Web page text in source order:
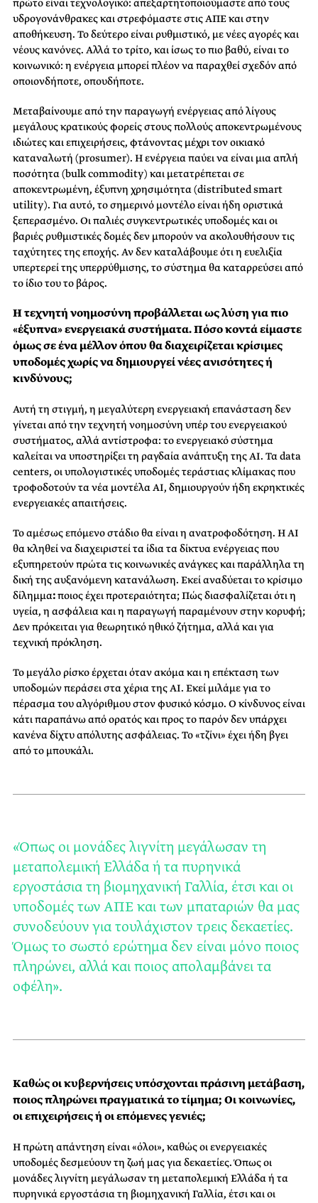
πρώτο είναι τεχνολογικό: απεξαρτητοποιούμαστε από τους
υδρογονάνθρακες και στρεφόμαστε στις ΑΠΕ και στην
αποθήκευση. Το δεύτερο είναι ρυθμιστικό, με νέες αγορές και
νέους κανόνες. Αλλά το τρίτο, και ίσως το πιο βαθύ, είναι το
κοινωνικό: η ενέργεια μπορεί πλέον να παραχθεί σχεδόν από
οποιονδήποτε, οπουδήποτε.
Μεταβαίνουμε από την παραγωγή ενέργειας από λίγους
μεγάλους κρατικούς φορείς στους πολλούς αποκεντρωμένους
ιδιώτες και επιχειρήσεις, φτάνοντας μέχρι τον οικιακό
καταναλωτή (prosumer). Η ενέργεια παύει να είναι μια απλή
ποσότητα (bulk commodity) και μετατρέπεται σε
αποκεντρωμένη, έξυπνη χρησιμότητα (distributed smart
utility). Για αυτό, το σημερινό μοντέλο είναι ήδη οριστικά
ξεπερασμένο. Οι παλιές συγκεντρωτικές υποδομές και οι
βαριές ρυθμιστικές δομές δεν μπορούν να ακολουθήσουν τις
ταχύτητες της εποχής. Αν δεν καταλάβουμε ότι η ευελιξία
υπερτερεί της υπερρύθμισης, το σύστημα θα καταρρεύσει από
το ίδιο του το βάρος.
Η τεχνητή νοημοσύνη προβάλλεται ως λύση για πιο
«έξυπνα» ενεργειακά συστήματα. Πόσο κοντά είμαστε
όμως σε ένα μέλλον όπου θα διαχειρίζεται κρίσιμες
υποδομές χωρίς να δημιουργεί νέες ανισότητες ή
κινδύνους;
Αυτή τη στιγμή, η μεγαλύτερη ενεργειακή επανάσταση δεν
γίνεται από την τεχνητή νοημοσύνη υπέρ του ενεργειακού
συστήματος, αλλά αντίστροφα: το ενεργειακό σύστημα
καλείται να υποστηρίξει τη ραγδαία ανάπτυξη της ΑΙ. Τα data
centers, οι υπολογιστικές υποδομές τεράστιας κλίμακας που
τροφοδοτούν τα νέα μοντέλα AI, δημιουργούν ήδη εκρηκτικές
ενεργειακές απαιτήσεις.
Το αμέσως επόμενο στάδιο θα είναι η ανατροφοδότηση. Η ΑΙ
θα κληθεί να διαχειριστεί τα ίδια τα δίκτυα ενέργειας που
εξυπηρετούν πρώτα τις κοινωνικές ανάγκες και παράλληλα τη
δική της αυξανόμενη κατανάλωση. Εκεί αναδύεται το κρίσιμο
δίλημμα:ποιος έχει προτεραιότητα; Πώς διασφαλίζεται ότι η
υγεία, η ασφάλεια και η παραγωγή παραμένουν στην κορυφή;
Δεν πρόκειται για θεωρητικό ηθικό ζήτημα, αλλά και για
τεχνική πρόκληση.
Το μεγάλο ρίσκο έρχεται όταν ακόμα και η επέκταση των
υποδομών περάσει στα χέρια της ΑΙ. Εκεί μιλάμε για το
πέρασμα του αλγόριθμου στον φυσικό κόσμο. Ο κίνδυνος είναι
κάτι παραπάνω από ορατός και προς το παρόν δεν υπάρχει
κανένα δίχτυ απόλυτης ασφάλειας. Το «τζίνι» έχει ήδη βγει
από το μπουκάλι.
«Όπως οι μονάδες λιγνίτη μεγάλωσαν τη
μεταπολεμική Ελλάδα ή τα πυρηνικά
εργοστάσια τη βιομηχανική Γαλλία, έτσι και οι
υποδομές των ΑΠΕ και των μπαταριών θα μας
συνοδεύουν για τουλάχιστον τρεις δεκαετίες.
Όμως το σωστό ερώτημα δεν είναι μόνο ποιος
πληρώνει, αλλά και ποιος απολαμβάνει τα
οφέλη».
Καθώς οι κυβερνήσεις υπόσχονται πράσινη μετάβαση,
ποιος πληρώνει πραγματικά το τίμημα; Οι κοινωνίες,
οι επιχειρήσεις ή οι επόμενες γενιές;
Η πρώτη απάντηση είναι «όλοι», καθώς οι ενεργειακές
υποδομές δεσμεύουν τη ζωή μας για δεκαετίες. Όπως οι
μονάδες λιγνίτη μεγάλωσαν τη μεταπολεμική Ελλάδα ή τα
πυρηνικά εργοστάσια τη βιομηχανική Γαλλία, έτσι και οι